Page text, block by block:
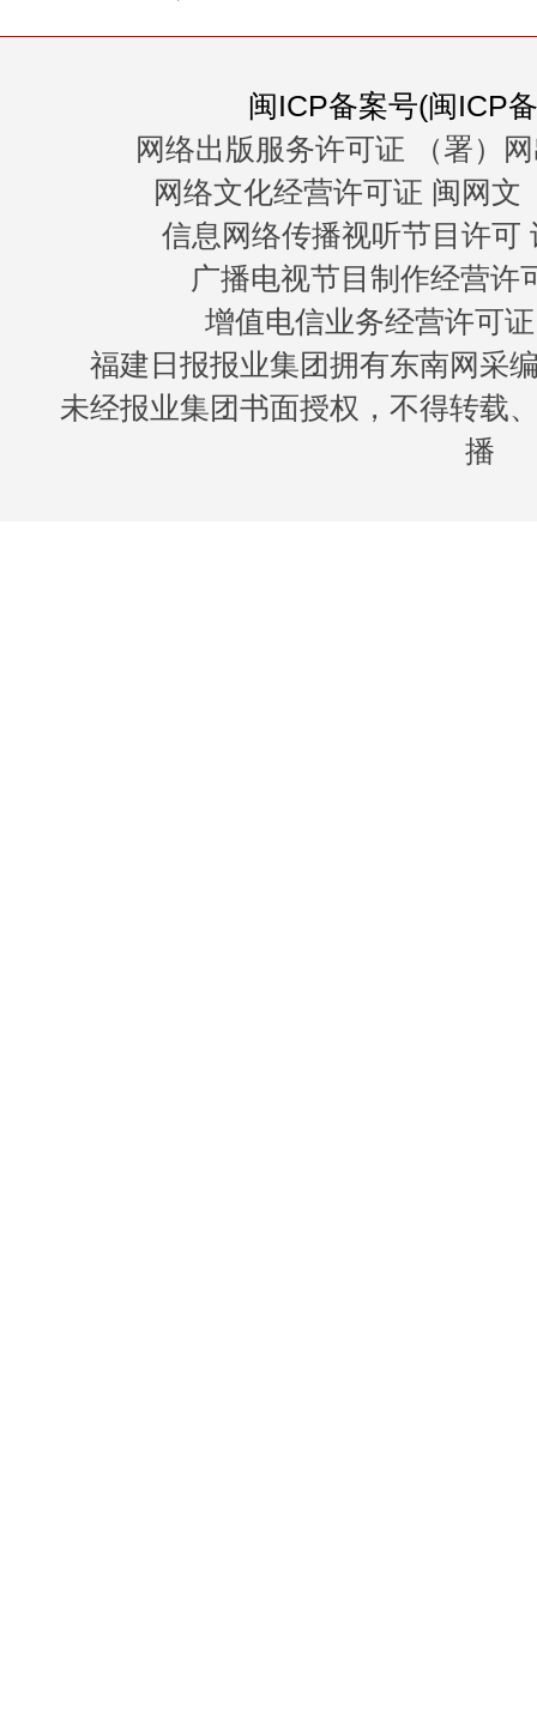
闽ICP备案号(闽ICP
网络出版服务许可证 （署）
网络文化经营许可证 闽网文
信息网络传播视听节目许可
广播电视节目制作经营许
增值电信业务经营许可
福建日报报业集团拥有东南网采
未经报业集团书面授权，不得转载
播